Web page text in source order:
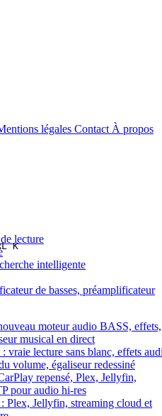
légales Contact À propos
K
moteur audio BASS, effets,
musical en direct
vraie lecture sans blanc, effets
volume, égaliseur redessiné
repensé, Plex, Jellyfin,
pour audio hi-res
Plex, Jellyfin, streaming cloud et
lecture
intelligente
de basses, préamplificateur